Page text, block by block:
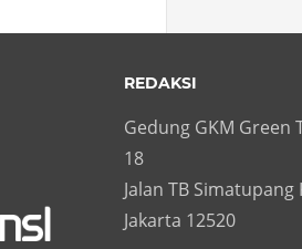
REDAKSI
Gedung GKM Green
18
Jalan TB Simatupang
Jakarta 12520